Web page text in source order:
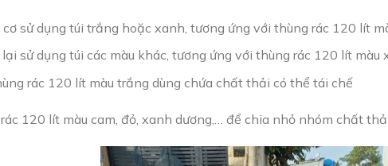
sử dụng túi trắng hoặc xanh, tương ứng với thùng rác 120 lít
sử dụng túi các màu khác, tương ứng với thùng rác 120 lít màu
rác 120 lít màu trắng dùng chứa chất thải có thể tái chế
120 lít màu cam, đỏ, xanh dương,… để chia nhỏ nhóm chất